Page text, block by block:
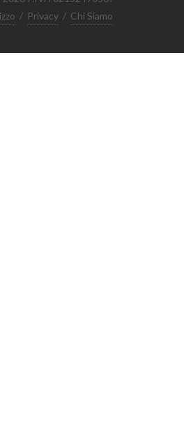
/ Privacy / Chi Siamo